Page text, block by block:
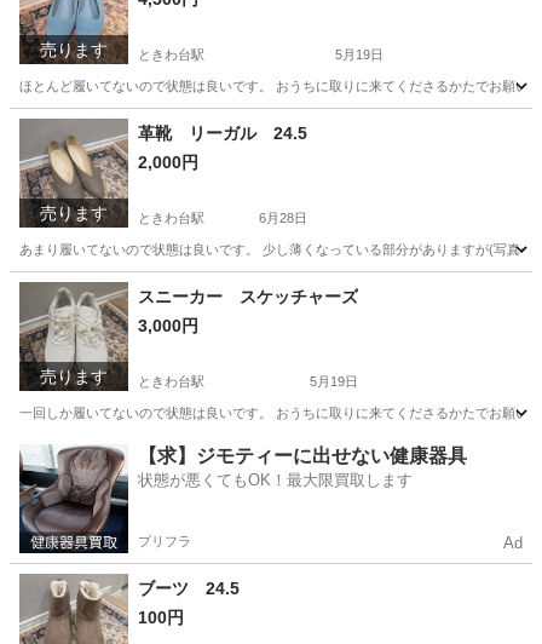
売ります ときわ台駅 5月19日
ほとんど履いてないので状態は良いです。 おうちに取りに来てくださるかたでお願
東京 板橋区 ときわ台駅
売ります
革靴 リーガル 24.5
2,000円
ときわ台駅 6月28日
あまり履いてないので状態は良いです。 少し薄くなっている部分がありますが(写真
東京 板橋区 ときわ台駅 靴 リーガル
売ります
スニーカー スケッチャーズ
3,000円
ときわ台駅 5月19日
一回しか履いてないので状態は良いです。 おうちに取りに来てくださるかたでお願
東京 板橋区 ときわ台駅 靴 スケッチャーズ
【求】ジモティーに出せない健康器具
状態が悪くてもOK！最大限買取します
プリフラ Ad
ブーツ 24.5
100円